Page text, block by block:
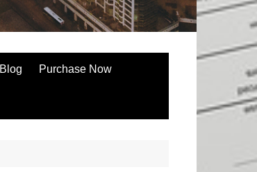
Blog Purchase Now